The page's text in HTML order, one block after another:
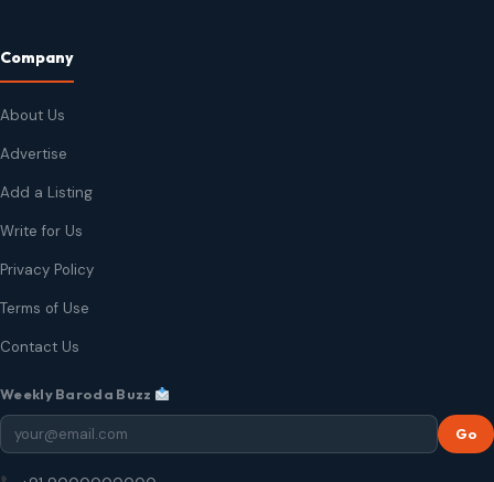
Company
About Us
Advertise
Add a Listing
Write for Us
Privacy Policy
Terms of Use
Contact Us
Weekly Baroda Buzz
Go